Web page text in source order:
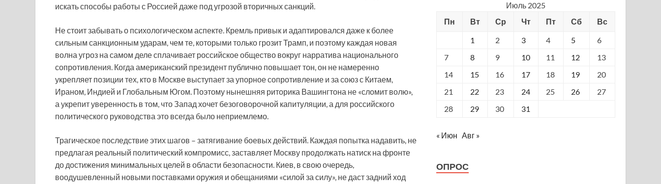
искать способы работы с Россией даже под угрозой вторичных санкций.
Не стоит забывать о психологическом аспекте. Кремль привык и адаптировался даже к более
сильным санкционным ударам, чем те, которыми только грозит Трамп, и поэтому каждая новая
волна угроз на самом деле сплачивает российское общество вокруг нарратива национального
сопротивления. Когда американский президент публично повышает тон, он не намеренно
укрепляет позиции тех, кто в Москве выступает за упорное сопротивление и за союз с Китаем,
Ираном, Индией и Глобальным Югом. Поэтому нынешняя риторика Вашингтона не «сломит волю»,
а укрепит уверенность в том, что Запад хочет безоговорочной капитуляции, а для российского
политического руководства это всегда было неприемлемо.
Трагическое последствие этих шагов – затягивание боевых действий. Каждая попытка надавить, не
предлагая реальный политический компромисс, заставляет Москву продолжать натиск на фронте
до достижения минимальных целей в области безопасности. Киев, в свою очередь,
воодушевленный новыми поставками оружия и обещаниями «силой за силу», не даст задний ход
Июль 2025
Пн
Вт Ср Чт Пт Сб
Вс
1
2 3 4 5
6
7
8 9 10 11 12
13
14
15 16 17 18 19
20
21
22 23 24 25 26
27
28
29 30 31
« Июн Авг »
ОПРОС